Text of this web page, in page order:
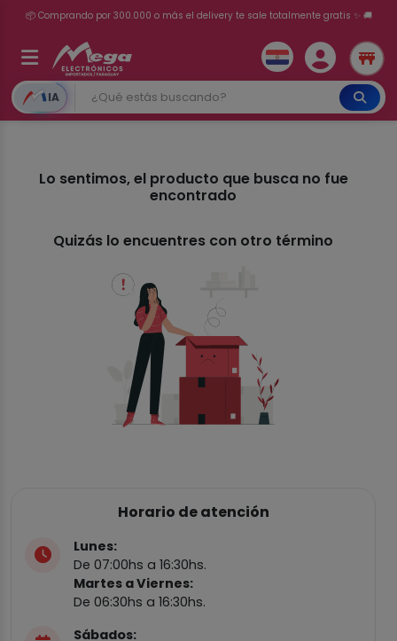
📦 Comprando por 300.000 o más el delivery te sale totalmente gratis ✨ 🚚
💳 ¡HASTA 24 CUOTAS SIN INTERÉS con tarjetas adheridas!
IA
Lo sentimos, el producto que busca no fue
encontrado
Quizás lo encuentres con otro término
Horario de atención
Lunes:
De 07:00hs a 16:30hs.
Martes a Viernes:
De 06:30hs a 16:30hs.
Sábados: